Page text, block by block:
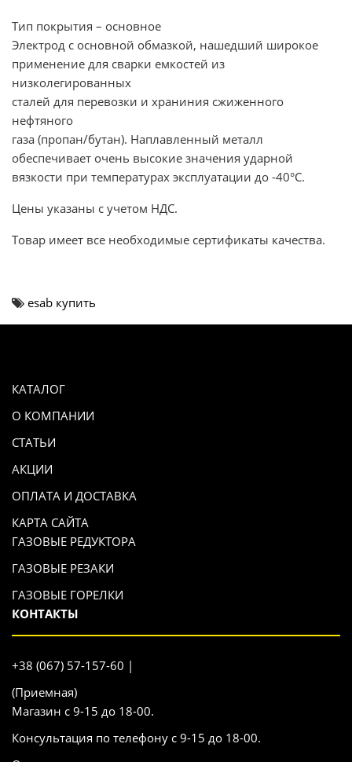
Тип покрытия – основное
Электрод с основной обмазкой, нашедший широкое
применение для сварки емкостей из
низколегированных
сталей для перевозки и храниния сжиженного
нефтяного
газа (пропан/бутан). Наплавленный металл
обеспечивает очень высокие значения ударной
вязкости при температурах эксплуатации до -40°С.
Цены указаны с учетом НДС.
Товар имеет все необходимые сертификаты качества.
esab купить
КАТАЛОГ
О КОМПАНИИ
СТАТЬИ
АКЦИИ
ОПЛАТА И ДОСТАВКА
КАРТА САЙТА
ГАЗОВЫЕ РЕДУКТОРА
ГАЗОВЫЕ РЕЗАКИ
ГАЗОВЫЕ ГОРЕЛКИ
КОНТАКТЫ
+38 (067) 57-157-60 |
(Приемная)
Магазин с 9-15 до 18-00.
Консультация по телефону с 9-15 до 18-00.